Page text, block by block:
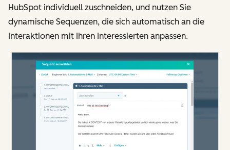
HubSpot individuell zuschneiden, und nutzen Sie
dynamische Sequenzen, die sich automatisch an die
Interaktionen mit Ihren Interessierten anpassen.